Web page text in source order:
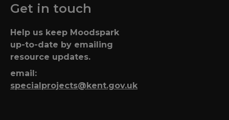
Get in touch
Help us keep Moodspark
up-to-date by emailing
resource updates.
email:
specialprojects@kent.gov.uk